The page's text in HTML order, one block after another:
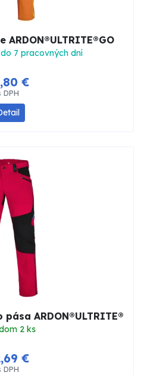
7 pracovných dní
€
DPH
ARDON®ULTRITE®
2 ks
€
DPH